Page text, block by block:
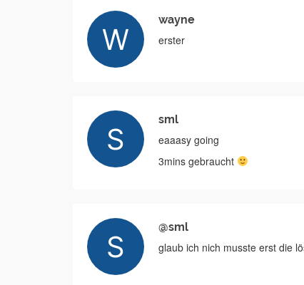
wayne
erster
sml
eaaasy going
3mins gebraucht
@sml
glaub ich nich musste erst die